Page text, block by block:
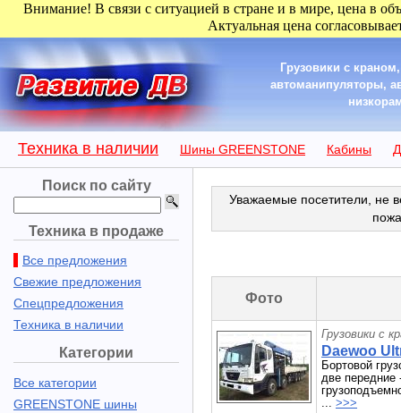
Внимание! В связи с ситуацией в стране и в мире, цена в
Актуальная цена
Грузовики с
автоманипуляторы,
Техника в наличии Шины GREENSTONE Кабины
Поиск по сайту
Техника в продаже
Все предложения
Свежие предложения
Спецпредложения
Техника в наличии
Категории
Все категории
GREENSTONE шины
Уважаемые посетители, не
Фото
Грузовики с
Daewoo
Бортовой
две передние
... >>>